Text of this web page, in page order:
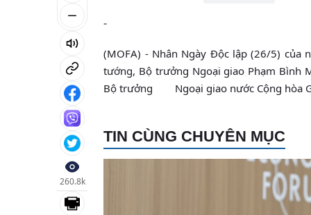
260.8k
-
(MOFA) - Nhân Ngày Độc lập (26/5) của
tướng, Bộ trưởng Ngoại giao Phạm Bình
Bộ trưởng Ngoại giao nước Cộng hòa
TIN CÙNG CHUYÊN MỤC